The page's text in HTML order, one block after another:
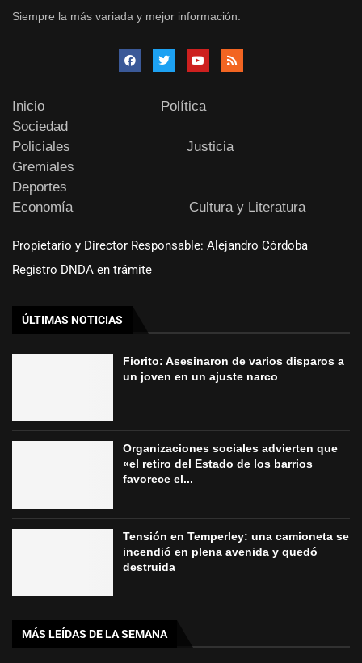
Siempre la más variada y mejor información.
Inicio
Política
Sociedad
Policiales
Justicia
Gremiales
Deportes
Economía
Cultura y Literatura
Propietario y Director Responsable: Alejandro Córdoba
Registro DNDA en trámite
ÚLTIMAS NOTICIAS
Fiorito: Asesinaron de varios disparos a
un joven en un ajuste narco
Organizaciones sociales advierten que
«el retiro del Estado de los barrios
favorece el...
Tensión en Temperley: una camioneta se
incendió en plena avenida y quedó
destruida
MÁS LEÍDAS DE LA SEMANA